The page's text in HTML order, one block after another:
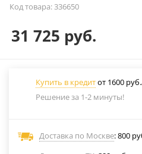
Код товара:336650
31 725 руб.
Купить в кредитот 1600
Решение за 1-2 минуты!
Доставка по Москве: 800